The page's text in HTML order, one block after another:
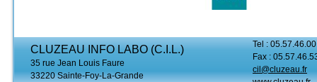
CLUZEAU INFO LABO (C.I.L.)
35 rue Jean Louis Faure
33220 Sainte-Foy-La-Grande
Tel :
Fax :
cil@cluzeau.fr